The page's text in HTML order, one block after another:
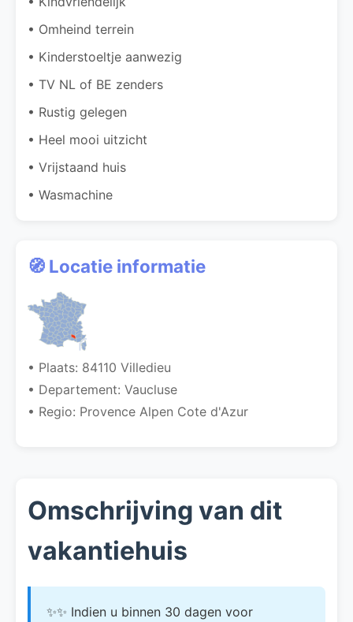
• Omheind terrein
• Kinderstoeltje aanwezig
• TV NL of BE zenders
• Rustig gelegen
• Heel mooi uitzicht
• Vrijstaand huis
• Wasmachine
🧭 Locatie informatie
• Plaats: 84110 Villedieu
• Departement: Vaucluse
• Regio: Provence Alpen Cote d'Azur
Omschrijving van dit
vakantiehuis
✨✨ Indien u binnen 30 dagen voor